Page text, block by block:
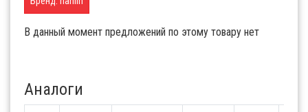
В данный момент предложений по этому товару нет
Аналоги